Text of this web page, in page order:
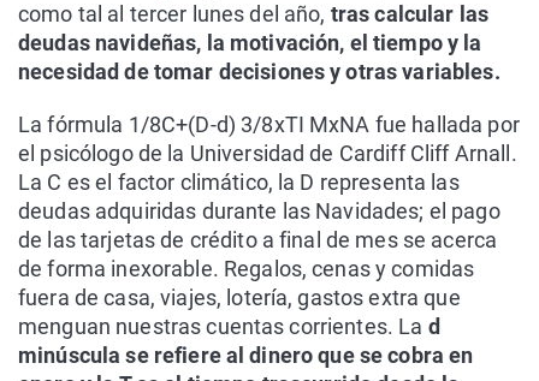
como tal al tercer lunes del año, tras calcular las
deudas navideñas, la motivación, el tiempo y la
necesidad de tomar decisiones y otras variables.
La fórmula 1/8C+(D-d) 3/8xTI MxNA fue hallada por
el psicólogo de la Universidad de Cardiff Cliff Arnall.
La C es el factor climático, la D representa las
deudas adquiridas durante las Navidades; el pago
de las tarjetas de crédito a final de mes se acerca
de forma inexorable. Regalos, cenas y comidas
fuera de casa, viajes, lotería, gastos extra que
menguan nuestras cuentas corrientes. La d
minúscula se refiere al dinero que se cobra en